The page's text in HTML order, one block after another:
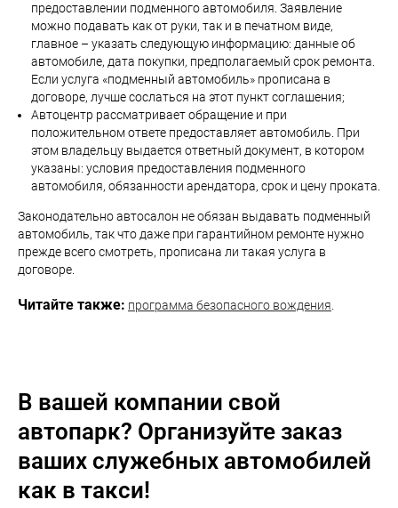
предоставлении подменного автомобиля. Заявление
можно подавать как от руки, так и в печатном виде,
главное – указать следующую информацию: данные об
автомобиле, дата покупки, предполагаемый срок ремонта.
Если услуга «подменный автомобиль» прописана в
договоре, лучше сослаться на этот пункт соглашения;
Автоцентр рассматривает обращение и при
положительном ответе предоставляет автомобиль. При
этом владельцу выдается ответный документ, в котором
указаны: условия предоставления подменного
автомобиля, обязанности арендатора, срок и цену проката.
Законодательно автосалон не обязан выдавать подменный
автомобиль, так что даже при гарантийном ремонте нужно
прежде всего смотреть, прописана ли такая услуга в
договоре.
Читайте также: программа безопасного вождения.
В вашей компании свой
автопарк? Организуйте заказ
ваших служебных автомобилей
как в такси!